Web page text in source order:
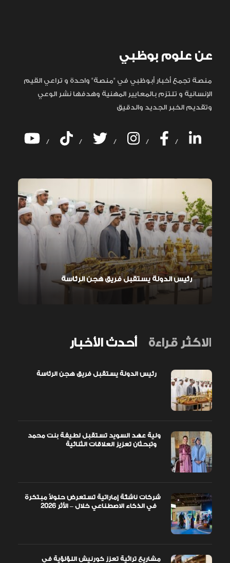
عن علوم بوظبي
منصة تجمع أخبار أبوظبي في "منصة" واحدة و تراعي القيم
الإنسانية و تلتزم بالمعايير المهنية وهدفها نشر الوعي
وتقديم الخبر الجديد والدقيق
/ / / / /
رئيس الدولة يستقبل فريق هجن الرئاسة
أحدث الأخبار الاكثر قراءة
ولية عهد السويد تستقبل لطيفة بنت محمد
شركات ناشئة إماراتية تستعرض حلولاً مبتكرة
مشاريع تراثية تعزز كورنيش اللؤلؤية في